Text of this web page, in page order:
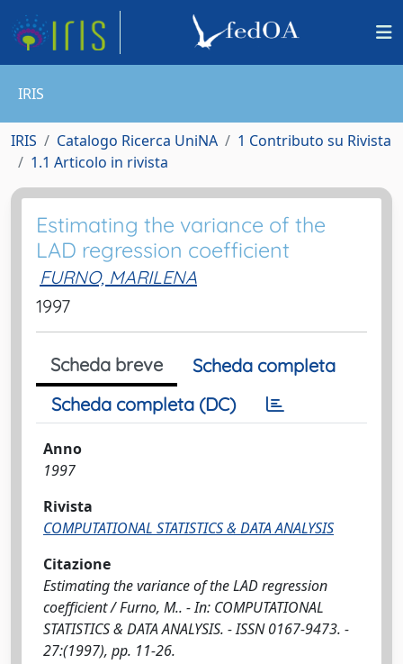
IRIS
IRIS Catalogo Ricerca UniNA
1 Contributo su Rivista
1.1 Articolo in rivista
Estimating the variance of the
LAD regression coefficient
FURNO, MARILENA
1997
Scheda breve
Scheda completa
Scheda completa (DC)
Anno
1997
Rivista
COMPUTATIONAL STATISTICS & DATA ANALYSIS
Citazione
Estimating the variance of the LAD regression
coefficient / Furno, M.. - In: COMPUTATIONAL
STATISTICS & DATA ANALYSIS. - ISSN 0167-9473. -
27:(1997), pp. 11-26.